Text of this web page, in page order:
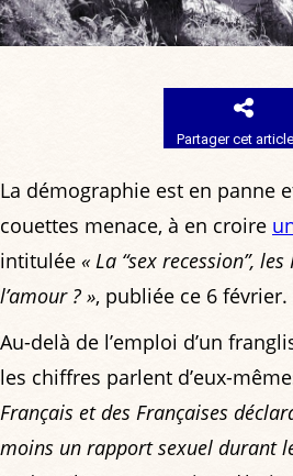
Partager cet article
La démographie est en panne
couettes menace, à en croire
intitulée « La “sex recession”,
l’amour ? », publiée ce 6 février.
Au-delà de l’emploi d’un
les chiffres parlent d’eux-
Français et des Françaises
moins un rapport sexuel durant